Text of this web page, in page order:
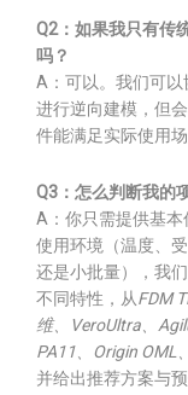
Q2：如果我只有传
吗？
A：可以。我们可
进行逆向建模，但
件能满足实际使用场
Q3：怎么判断我的
A：你只需提供基
使用环境（温度、
还是小批量），我
不同特性，从FDM
维、VeroUltra、
PA11、Origin OML
并给出推荐方案与预